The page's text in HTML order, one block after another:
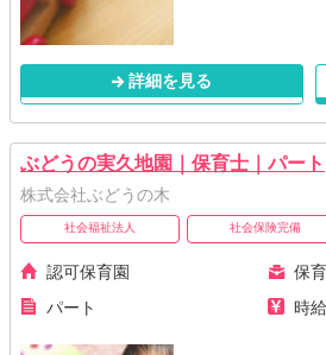
詳細を見る
ぶどうの実久地園｜保育士｜パート
株式会社ぶどうの木
社会福祉法人 社会保険完備
認可保育園
保
パート
時